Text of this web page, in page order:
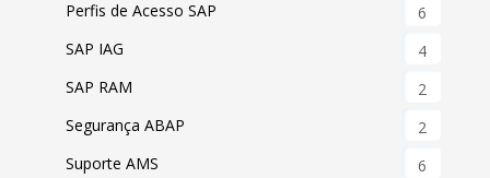
Perfis de Acesso SAP
6
SAP IAG
4
SAP RAM
2
Segurança ABAP
2
Suporte AMS
6